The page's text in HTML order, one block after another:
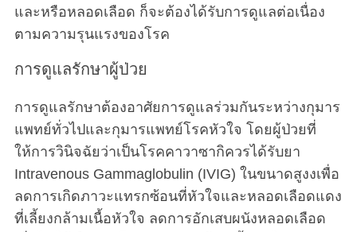
และหรือหลอดเลือด ก็จะต้องได้รับการดูแลต่อเนื่อง
ตามความรุนแรงของโรค
การดูแลรักษาผู้ป่วย
การดูแลรักษาต้องอาศัยการดูแลร่วมกันระหว่างกุมาร
แพทย์ทั่วไปและกุมารแพทย์โรคหัวใจ โดยผู้ป่วยที่
ให้การวินิจฉัยว่าเป็นโรคคาวาซากิควรได้รับยา
Intravenous Gammaglobulin (IVIG) ในขนาดสูงงเพื่อ
ลดการเกิดภาวะแทรกซ้อนที่หัวใจและหลอดเลือดแดง
ที่เลี้ยงกล้ามเนื้อหัวใจ ลดการอักเสบผนังหลอดเลือด